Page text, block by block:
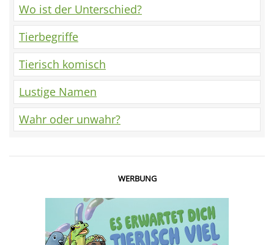
Wo ist der Unterschied?
Tierbegriffe
Tierisch komisch
Lustige Namen
Wahr oder unwahr?
WERBUNG